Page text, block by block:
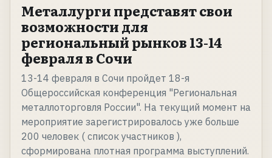
Металлурги представят свои
возможности для
региональный рынков 13-14
февраля в Сочи
13-14 февраля в Сочи пройдет 18-я
Общероссийская конференция "Региональная
металлоторговля России". На текущий момент на
мероприятие зарегистрировалось уже больше
200 человек ( список участников ),
сформирована плотная программа выступлений.